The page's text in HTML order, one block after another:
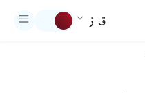
ق ز